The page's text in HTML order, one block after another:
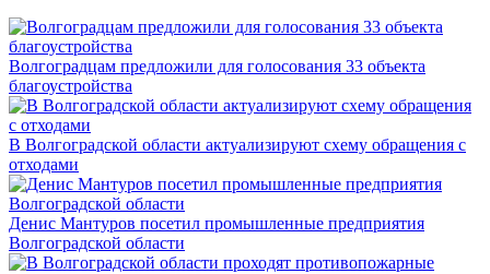
Волгоградцам предложили для голосования 33 объекта
благоустройства
В Волгоградской области актуализируют схему обращения с
отходами
Денис Мантуров посетил промышленные предприятия
Волгоградской области